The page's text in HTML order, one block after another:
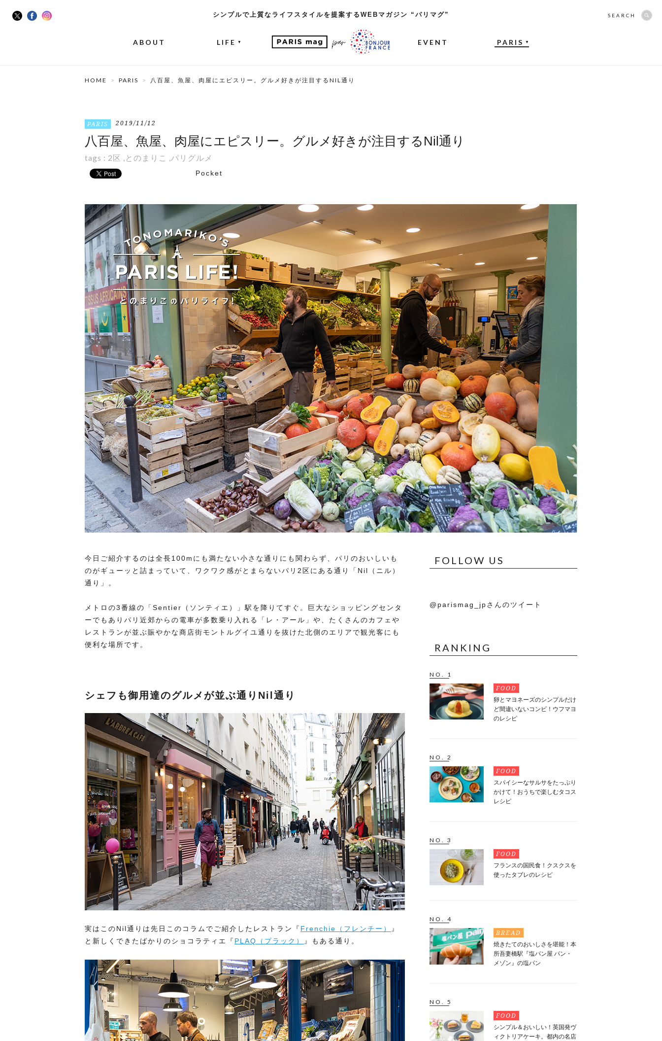
シンプルで上質なライフスタイルを提案するWEBマガジン “パリマグ”
ABOUT LIFE ▼ EVENT PARIS ▼
SEARCH
HOME PARIS 八百屋、魚屋、肉屋にエピスリー。グルメ好きが注目するNIL通り
PARIS 2019/11/12
八百屋、魚屋、肉屋にエピスリー。グルメ好きが注目するNil通り
tags : 2区 , とのまりこ ,パリグルメ
Pocket
今日ご紹介するのは全長100mにも満たない小さな通りにも関わらず、パリのおいしいも
のがギューッと詰まっていて、ワクワク感がとまらないパリ2区にある通り「Nil（ニル）
通り」。
メトロの3番線の「Sentier（ソンティエ）」駅を降りてすぐ。巨大なショッピングセンタ
ーでもありパリ近郊からの電車が多数乗り入れる「レ・アール」や、たくさんのカフェや
レストランが並ぶ賑やかな商店街モントルグイユ通りを抜けた北側のエリアで観光客にも
便利な場所です。
シェフも御用達のグルメが並ぶ通りNil通り
実はこのNil通りは先日このコラムでご紹介したレストラン『 Frenchie（フレンチー）
』
と新しくできたばかりのショコラティエ『 PLAQ（プラック） 』もある通り。
FOLLOW US
@parismag_jpさんのツイート
RANKING
NO. 1
FOOD
卵とマヨネーズのシンプルだけ
ど間違いないコンビ！ウフマヨ
のレシピ
NO. 2
FOOD
スパイシーなサルサをたっぷり
かけて！おうちで楽しむタコス
レシピ
NO. 3
FOOD
フランスの国民食！クスクスを
使ったタブレのレシピ
NO. 4
BREAD
焼きたてのおいしさを堪能！本
所吾妻橋駅『塩パン屋 パン・
メゾン』の塩パン
NO. 5
FOOD
シンプル＆おいしい！英国発ヴ
ィクトリアケーキ。都内の名店